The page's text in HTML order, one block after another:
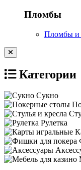
Пломбы
Пломбы и
Категории
Сукно
Рулетка